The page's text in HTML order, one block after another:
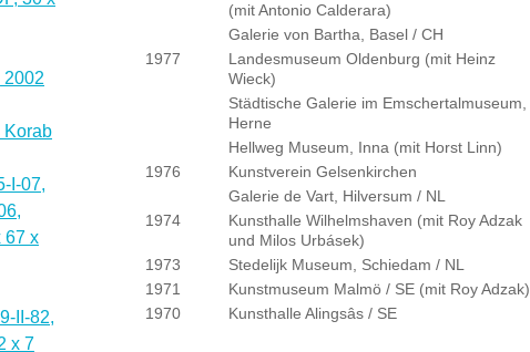
(mit Antonio Calderara)
Galerie von Bartha, Basel / CH
1977
Landesmuseum Oldenburg (mit Heinz
Wieck)
Städtische Galerie im Emschertalmuseum,
Herne
Hellweg Museum, Inna (mit Horst Linn)
1976
Kunstverein Gelsenkirchen
Galerie de Vart, Hilversum / NL
1974
Kunsthalle Wilhelmshaven (mit Roy Adzak
und Milos Urbásek)
1973
Stedelijk Museum, Schiedam / NL
1971
Kunstmuseum Malmö / SE (mit Roy Adzak)
1970
Kunsthalle Alingsâs / SE